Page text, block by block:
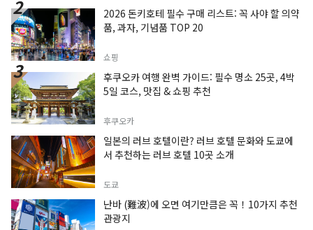
2026 돈키호테 필수 구매 리스트: 꼭 사야 할 의약
품, 과자, 기념품 TOP 20
쇼핑
후쿠오카 여행 완벽 가이드: 필수 명소 25곳, 4박
5일 코스, 맛집 & 쇼핑 추천
후쿠오카
일본의 러브 호텔이란? 러브 호텔 문화와 도쿄에
서 추천하는 러브 호텔 10곳 소개
도쿄
난바 (難波)에 오면 여기만큼은 꼭！10가지 추천
관광지